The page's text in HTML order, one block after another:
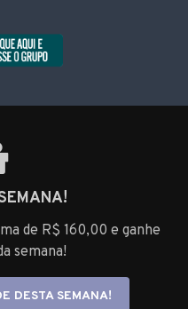
de R$ 160,00 e ganhe
semana!
DESTA SEMANA!